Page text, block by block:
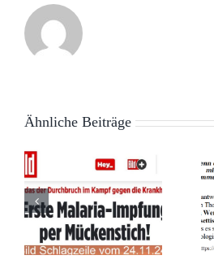
Ähnliche BeiträgeWahl der
Worte –
Die
schleichende
Veränderung